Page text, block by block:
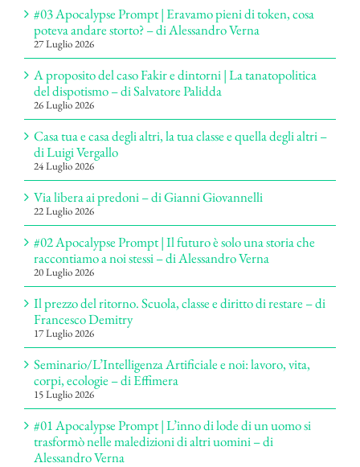
#03 Apocalypse Prompt | Eravamo pieni di token, cosa
poteva andare storto? – di Alessandro Verna
27 Luglio 2026
A proposito del caso Fakir e dintorni | La tanatopolitica
del dispotismo – di Salvatore Palidda
26 Luglio 2026
Casa tua e casa degli altri, la tua classe e quella degli altri –
di Luigi Vergallo
24 Luglio 2026
Via libera ai predoni – di Gianni Giovannelli
22 Luglio 2026
#02 Apocalypse Prompt | Il futuro è solo una storia che
raccontiamo a noi stessi – di Alessandro Verna
20 Luglio 2026
Il prezzo del ritorno. Scuola, classe e diritto di restare – di
Francesco Demitry
17 Luglio 2026
Seminario/L’Intelligenza Artificiale e noi: lavoro, vita,
corpi, ecologie – di Effimera
15 Luglio 2026
#01 Apocalypse Prompt | L’inno di lode di un uomo si
trasformò nelle maledizioni di altri uomini – di
Alessandro Verna